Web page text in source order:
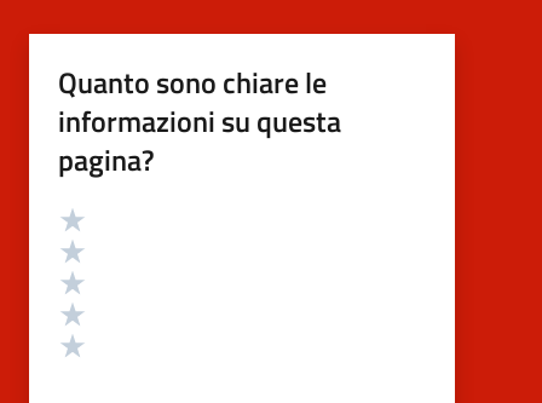
Quanto sono chiare le
informazioni su questa
pagina?
Valutazione